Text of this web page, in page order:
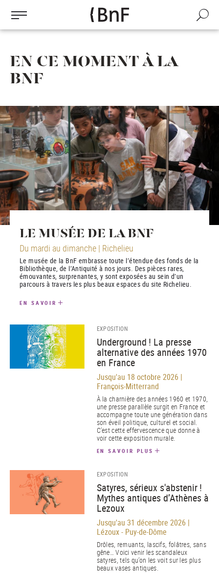
contenu
Recherche
EN CE MOMENT À LA
BNF
LE MUSÉE DE LA BNF
Du mardi au dimanche | Richelieu
Le musée de la BnF embrasse toute l’étendue des fonds de la
Bibliothèque, de l’Antiquité à nos jours. Des pièces rares,
émouvantes, surprenantes, y sont exposées au sein d’un
parcours à travers les plus beaux espaces du site Richelieu.
EN SAVOIR
EXPOSITION
Underground ! La presse
alternative des années 1970
en France
Jusqu'au 18 octobre 2026 |
François-Mitterrand
À la charnière des années 1960 et 1970,
une presse parallèle surgit en France et
accompagne toute une génération dans
son éveil politique, culturel et social.
C’est cette effervescence que donne à
voir cette exposition murale.
EN SAVOIR PLUS
EXPOSITION
Satyres, sérieux s'abstenir !
Mythes antiques d’Athènes à
Lezoux
Jusqu'au 31 décembre 2026 |
Lézoux - Puy-de-Dôme
Drôles, remuants, lascifs, folâtres, sans
gêne… Voici venir les scandaleux
satyres, tels qu’on les voit sur les plus
beaux vases antiques.